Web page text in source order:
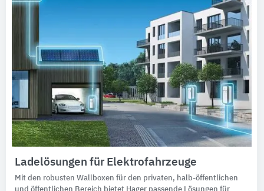
Ladelösungen für Elektrofahrzeuge
Mit den robusten Wall­boxen für den privaten, halb-öffent­li­chen